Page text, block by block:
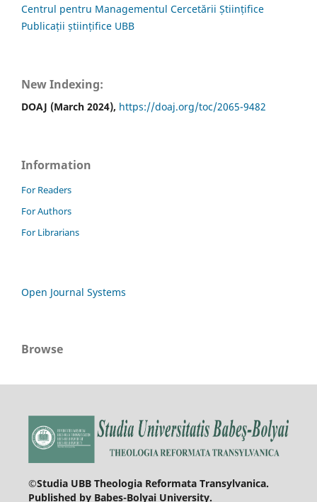
Centrul pentru Managementul Cercetării Științifice
Publicații științifice UBB
New Indexing:
DOAJ (March 2024), https://doaj.org/toc/2065-9482
Information
For Readers
For Authors
For Librarians
Open Journal Systems
Browse
©Studia UBB Theologia Reformata Transylvanica.
Published by Babeș-Bolyai University.